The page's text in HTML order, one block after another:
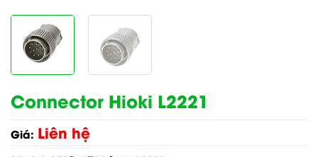
Connector Hioki L2221
Giá: Liên hệ